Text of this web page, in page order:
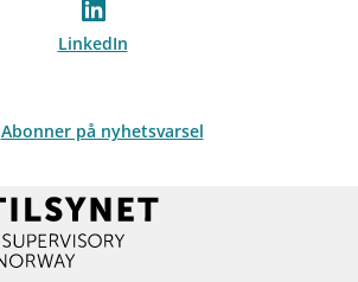
LinkedIn
Abonner på nyhetsvarsel